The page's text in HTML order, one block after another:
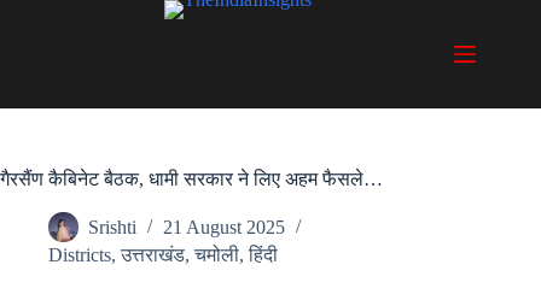
गैरसैंण कैबिनेट बैठक, धामी सरकार ने लिए अहम फैसले…
Srishti
21 August 2025
Districts,उत्तराखंड,चमोली,हिंदी